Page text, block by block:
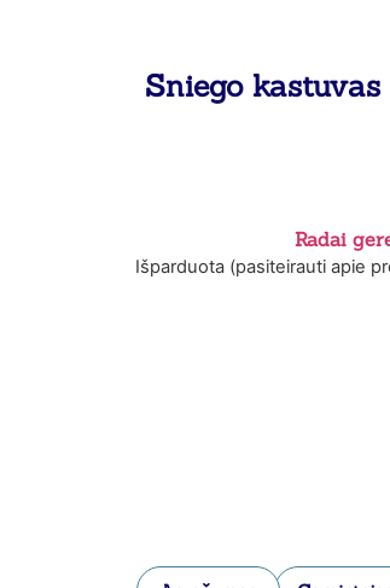
Sniego
Radai
Išparduota (pasiteirauti apie